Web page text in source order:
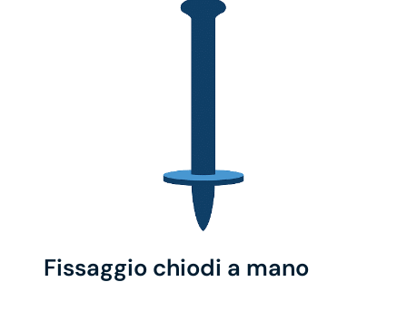
Fissaggio chiodi a mano